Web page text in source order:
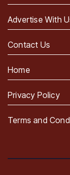
Advertise With
Contact Us
Home
Privacy Policy
Terms and